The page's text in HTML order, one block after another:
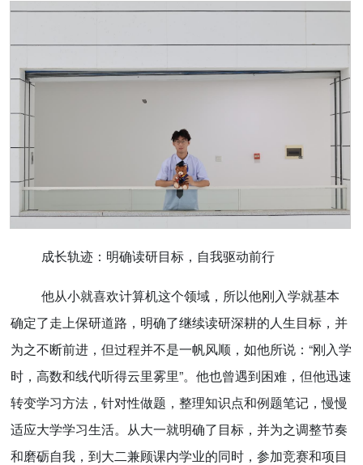
成长轨迹：明确读研目标，自我驱动前行
他从小就喜欢计算机这个领域，所以他刚入学就基本
确定了走上保研道路，明确了继续读研深耕的人生目标，并
为之不断前进，但过程并不是一帆风顺，如他所说：“刚入学
时，高数和线代听得云里雾里”。他也曾遇到困难，但他迅速
转变学习方法，针对性做题，整理知识点和例题笔记，慢慢
适应大学学习生活。从大一就明确了目标，并为之调整节奏
和磨砺自我，到大二兼顾课内学业的同时，参加竞赛和项目